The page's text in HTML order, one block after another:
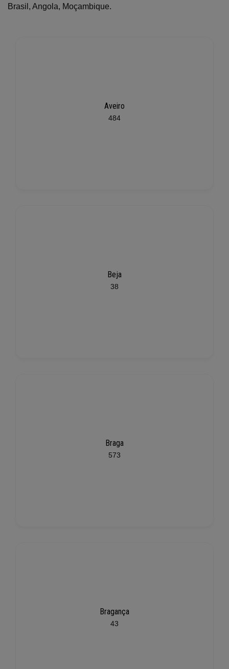
Brasil, Angola, Moçambique.
Aveiro
484
Beja
38
Braga
573
Bragança
43